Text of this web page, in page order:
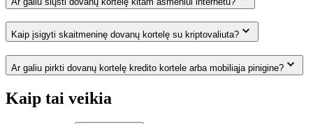
Kaip įsigyti skaitmeninę dovanų kortelę su kriptovaliuta?
Ar galiu pirkti dovanų kortelę kredito kortele arba mobiliąja pinigine?
Kaip tai veikia